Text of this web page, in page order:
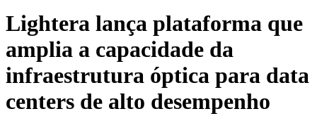
Lightera lança plataforma que
amplia a capacidade da
infraestrutura óptica para data
centers de alto desempenho